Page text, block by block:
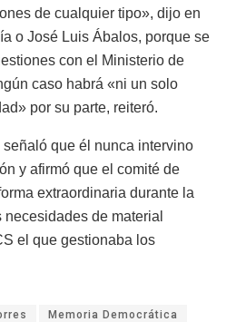
de cualquier tipo», dijo en
o José Luis Ábalos, porque se
con el Ministerio de
caso habrá «ni un solo
por su parte, reiteró.
que él nunca intervino
y afirmó que el comité de
extraordinaria durante la
de material
el que gestionaba los
Memoria Democrática